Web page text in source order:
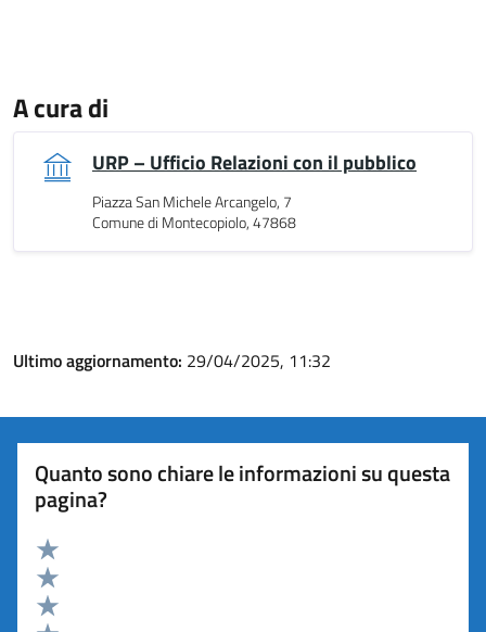
A cura di
URP – Ufficio Relazioni con il pubblico
Piazza San Michele Arcangelo, 7
Comune di Montecopiolo, 47868
Ultimo aggiornamento: 29/04/2025, 11:32
Quanto sono chiare le informazioni su questa
pagina?
Valuta 5 stelle su 5
Valuta 4 stelle su 5